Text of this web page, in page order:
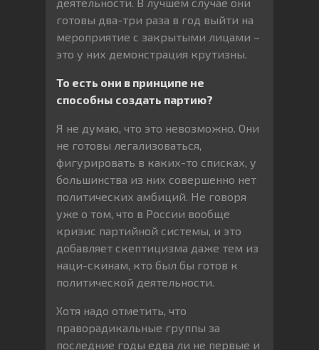
готовы два-три раза в год выйти на
мероприятие с закрытыми лицами –
это у них демонстрация крутизны.
То есть они в принципе не
способны создать партию?
Я не думаю, что это невозможно. Они
не готовы легализоваться,
фигурировать в каких-то списках, у
большинства из них совершенно нет
политических амбиций. Не говоря
уже о том, что в России вообще
кризис партийной системы, и это
добавляет скептицизма даже тем из
наци-скинам, кто был бы готов к
политической деятельности.
Хотя надо отметить, что
праворадикальные группы за
последние годы едва ли не первые и